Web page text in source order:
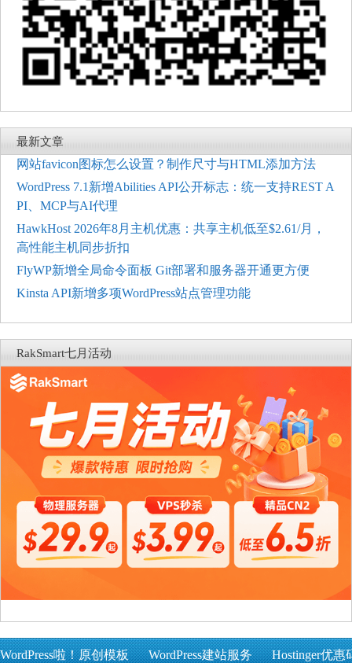
最新文章
网站favicon图标怎么设置？制作尺寸与HTML添加方法
WordPress 7.1新增Abilities API公开标志：统一支持REST A
PI、MCP与AI代理
HawkHost 2026年8月主机优惠：共享主机低至$2.61/月，
高性能主机同步折扣
FlyWP新增全局命令面板 Git部署和服务器开通更方便
Kinsta API新增多项WordPress站点管理功能
RakSmart七月活动
WordPress啦！原创模板 WordPress建站服务 Hostinger优惠